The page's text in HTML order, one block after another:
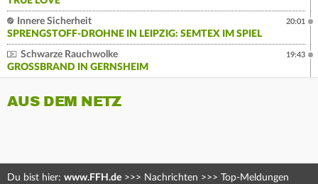
Innere Sicherheit
SPRENGSTOFF-DROHNE IN LEIPZIG: SEMTEX IM SPIEL
20:01
Schwarze Rauchwolke
GROSSBRAND IN GERNSHEIM
19:43
AUS DEM NETZ
Du bist hier: www.FFH.de >>> Nachrichten >>> Top-Meldungen